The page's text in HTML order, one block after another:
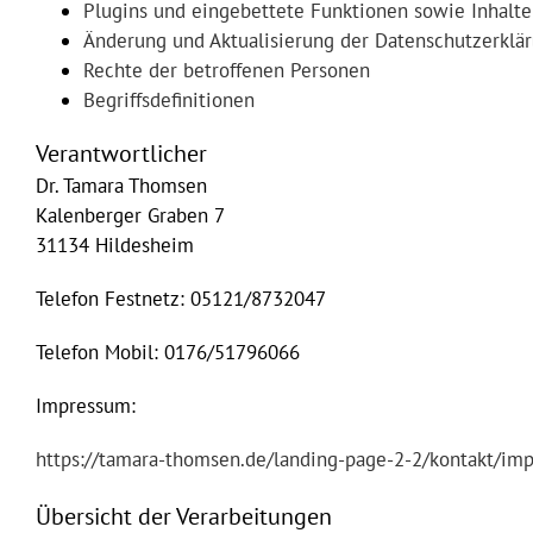
Plugins und eingebettete Funktionen sowie Inhalte
Änderung und Aktualisierung der
Rechte der betroffenen Personen
Begriffsdefinitionen
Verantwortlicher
Dr. Tamara Thomsen
Kalenberger Graben 7
31134 Hildesheim
Telefon Festnetz: 05121/8732047
Telefon Mobil: 0176/51796066
Impressum:
https://tamara-thomsen.de/landing-page-2-2/kontakt/
Übersicht der Verarbeitungen